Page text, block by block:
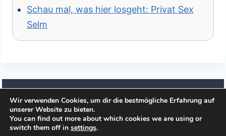
Schau mal, was hier losgeht: Privat Sex
Selm
© 2026 Affaere.es
Wir verwenden Cookies, um dir die bestmögliche Erfahrung auf
unserer Website zu bieten.
You can find out more about which cookies we are using or
switch them off in settings.